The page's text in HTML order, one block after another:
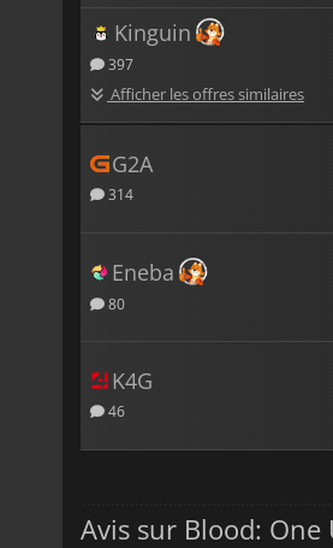
Kinguin
397
Afficher les offres similaires
G2A
314
Eneba
80
K4G
46
Avis sur Blood: